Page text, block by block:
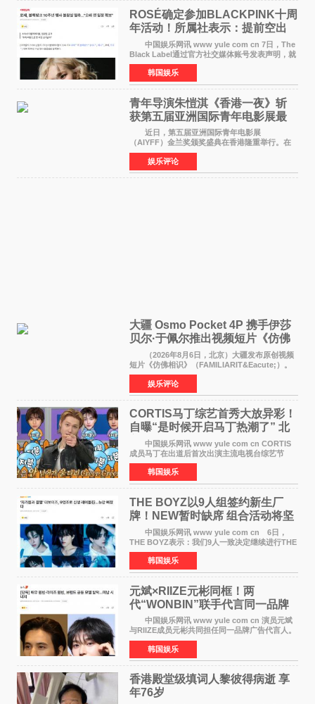
ROSÉ确定参加BLACKPINK十周
年活动！所属社表示：提前空出
了时间
中国娱乐网讯 www yule com cn 7日，The
Black Label通过官方社交媒体账号发表声明，就
近期网络上关于ROS&Eacute;个人行程及是否参
加BLACKPINK出道纪念活动的种种猜测作出正
式回应。 Th
韩国娱乐
青年导演朱愷淇《香港一夜》斩
获第五届亚洲国际青年电影展最
佳剧本改编奖
近日，第五届亚洲国际青年电影展
（AIYFF）金兰奖颁奖盛典在香港隆重举行。在
这场汇聚数百位海内外电影人、文化界人士及媒
体代表的亚洲青年影视盛会上，香港本土电影
《香港一夜》（Dawn in Ho
娱乐评论
大疆 Osmo Pocket 4P 携手伊莎
贝尔·于佩尔推出视频短片《仿佛
相识》
（2026年8月6日，北京）大疆发布原创视频
短片《仿佛相识》（FAMILIARIT&Eacute;）。
视频短片由戛纳国际电影节最佳女演员伊莎贝尔·
于佩尔（Isabelle Huppert）主演，全程使用大
疆首款双主摄口
娱乐评论
CORTIS马丁综艺首秀大放异彩！
自曝“是时候开启马丁热潮了” 北
美巡演火热进行中
中国娱乐网讯 www yule com cn CORTIS
成员马丁在出道后首次出演主流电视台综艺节
目，展现了多才多艺的魅力。 马丁出演了5日
播出的MBC《Radio Star》Fashion与Passion
之间，I&lsquo;m
韩国娱乐
THE BOYZ以9人组签约新生厂
牌！NEW暂时缺席 组合活动将坚
定不移继续
中国娱乐网讯 www yule com cn 6日，
THE BOYZ表示：我们9人一致决定继续进行THE
BOYZ组合活动，并且已经完成了组合团体活动
签约。目前正在新生厂牌下进行活动准备。尚未
离开THE BOYZ原所
韩国娱乐
元斌×RIIZE元彬同框！两
代“WONBIN”联手代言同一品牌
颜值天花板合体
中国娱乐网讯 www yule com cn 演员元斌
与RIIZE成员元彬共同担任同一品牌广告代言人。
6日据独家报道，继演员元斌之后，RIIZE元彬最
近也被选为某在线中介平台A公司的共同广告代言
人，两人将作
韩国娱乐
香港殿堂级填词人黎彼得病逝 享
年76岁​